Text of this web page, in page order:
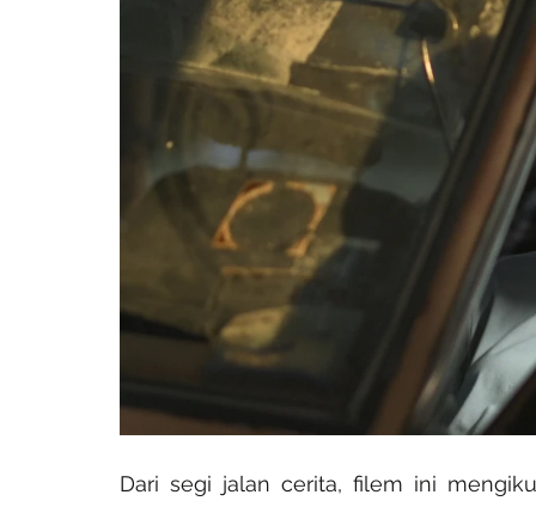
Dari segi jalan cerita, filem ini